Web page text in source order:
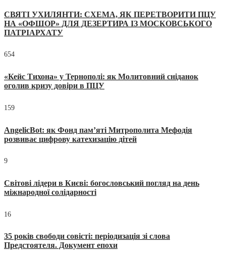
СВЯТІ УХИЛЯНТИ: СХЕМА, ЯК ПЕРЕТВОРИТИ ПЦУ
НА «ОФШОР» ДЛЯ ДЕЗЕРТИРА ІЗ МОСКОВСЬКОГО
ПАТРІАРХАТУ
654
«Кейс Тихона» у Тернополі: як Молитовний сніданок
оголив кризу довіри в ПЦУ
159
AngelicBot: як Фонд пам’яті Митрополита Мефодія
розвиває цифрову катехизацію дітей
9
Світові лідери в Києві: богословський погляд на день
міжнародної солідарності
16
35 років свободи совісті: періодизація зі слова
Предстоятеля. Документ епохи